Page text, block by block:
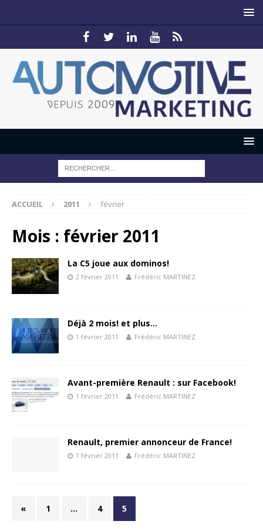
ACCUEIL 2011 février
Mois : février 2011
La C5 joue aux dominos!
2 février 2011 Frédéric MARTINEZ
Déjà 2 mois! et plus…
1 février 2011 Frédéric MARTINEZ
Avant-première Renault : sur Facebook!
1 février 2011 Frédéric MARTINEZ
Renault, premier annonceur de France!
1 février 2011 Frédéric MARTINEZ
« 1 … 4 5